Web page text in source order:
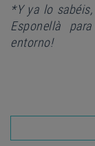
*Y ya lo
Esponellà
entorno!